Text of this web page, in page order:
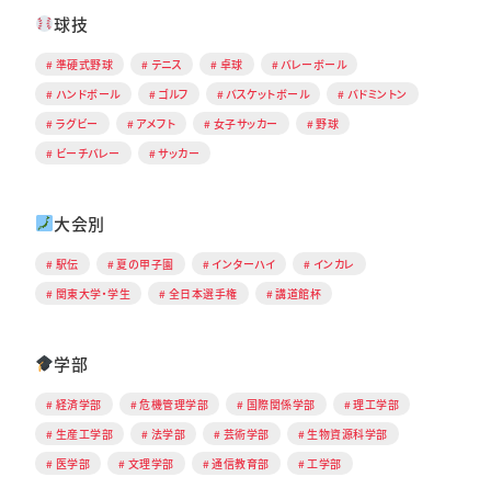
球技
準硬式野球 テニス 卓球
バレーボール
ハンドボール
ゴルフ バスケットボール
バドミントン
ラグビー
アメフト 女子サッカー
野球
ビーチバレー
サッカー
大会別
駅伝 夏の甲子園 インターハイ
インカレ
関東大学・学生
全日本選手権 講道館杯
学部
経済学部 危機管理学部 国際関係学部
理工学部
生産工学部
法学部 芸術学部
生物資源科学部
医学部
文理学部 通信教育部
工学部